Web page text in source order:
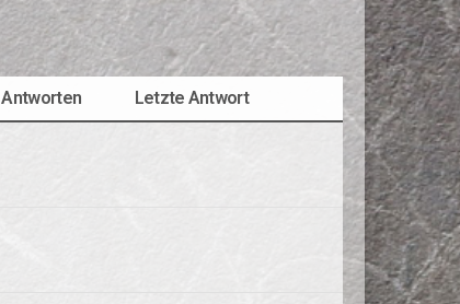
Antworten Letzte Antwort